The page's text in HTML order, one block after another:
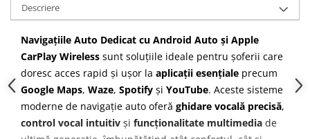
Descriere
Navigațiile Auto Dedicat cu Android Auto și Apple
CarPlay Wireless sunt soluțiile ideale pentru șoferii care
doresc acces rapid și ușor la aplicații esențiale precum
Google Maps, Waze, Spotify și YouTube. Aceste sisteme
moderne de navigație auto oferă ghidare vocală precisă,
control vocal intuitiv și funcționalitate multimedia de